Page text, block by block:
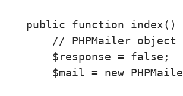
public function index()
        // PHPMailer object
        $response = false;
$mail = new